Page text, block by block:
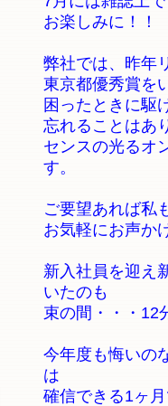
お楽しみに！！
弊社では、昨年
東京都優秀賞を
困ったときに駆
忘れることはあ
センスの光るオ
す。
ご要望あれば私
お気軽にお声か
新入社員を迎え
いたのも
束の間・・・12
今年度も悔いの
は
確信できる1ヶ